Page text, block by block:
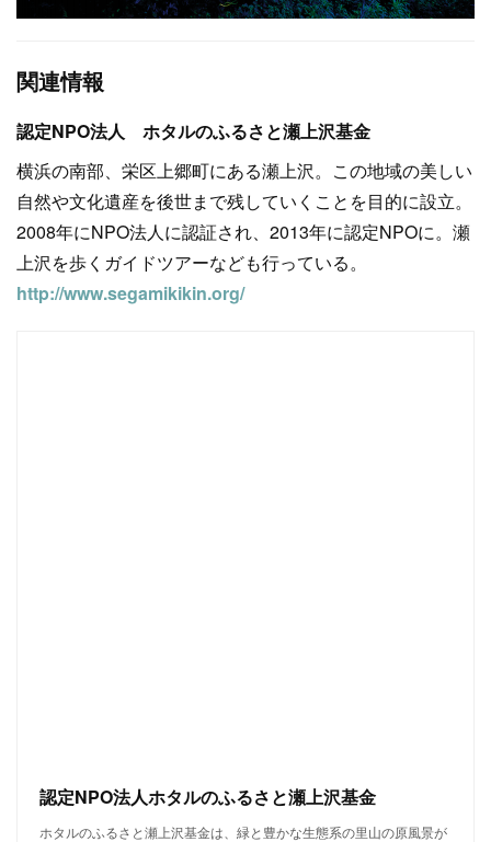
関連情報
認定NPO法人 ホタルのふるさと瀬上沢基金
横浜の南部、栄区上郷町にある瀬上沢。この地域の美しい
自然や文化遺産を後世まで残していくことを目的に設立。
2008年にNPO法人に認証され、2013年に認定NPOに。瀬
上沢を歩くガイドツアーなども行っている。
http://www.segamikikin.org/
認定NPO法人ホタルのふるさと瀬上沢基金
ホタルのふるさと瀬上沢基金は、緑と豊かな生態系の里山の原風景が